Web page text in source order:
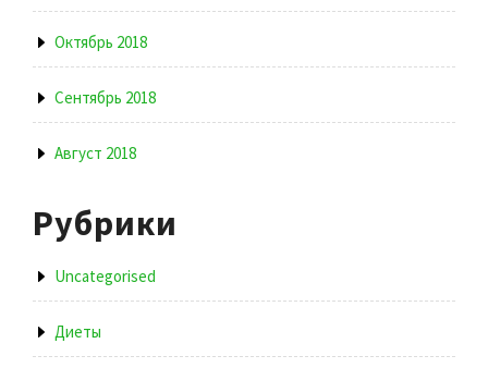
Октябрь 2018
Сентябрь 2018
Август 2018
Рубрики
Uncategorised
Диеты